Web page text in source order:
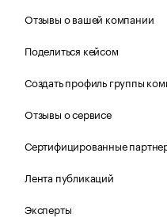
Отзывы о вашей компании
Поделиться кейсом
Создать профиль группы
Отзывы о сервисе
Сертифицированные
Лента публикаций
Эксперты